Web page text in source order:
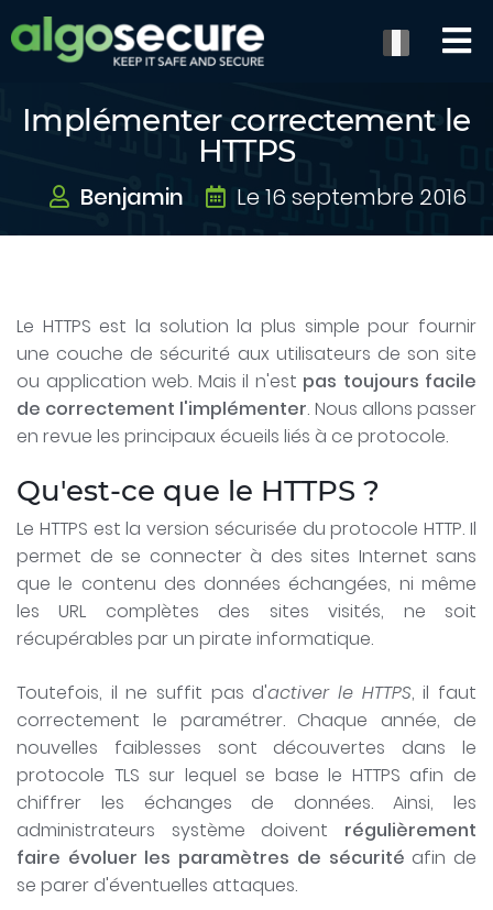
Implémenter correctement le
HTTPS
Benjamin Le 16 septembre 2016
Le HTTPS est la solution la plus simple pour fournir
une couche de sécurité aux utilisateurs de son site
ou application web. Mais il n'est pas toujours facile
de correctement l'implémenter. Nous allons passer
en revue les principaux écueils liés à ce protocole.
Qu'est-ce que le HTTPS ?
Le HTTPS est la version sécurisée du protocole HTTP. Il
permet de se connecter à des sites Internet sans
que le contenu des données échangées, ni même
les URL complètes des sites visités, ne soit
récupérables par un pirate informatique.
Toutefois, il ne suffit pas d'activer le HTTPS, il faut
correctement le paramétrer. Chaque année, de
nouvelles faiblesses sont découvertes dans le
protocole TLS sur lequel se base le HTTPS afin de
chiffrer les échanges de données. Ainsi, les
administrateurs système doivent régulièrement
faire évoluer les paramètres de sécurité afin de
se parer d'éventuelles attaques.